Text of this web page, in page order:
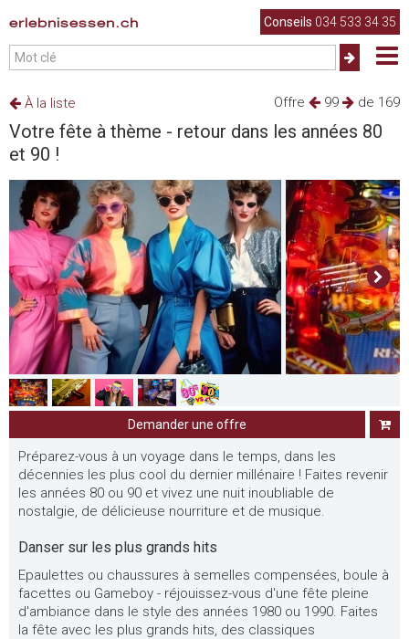
erlebnisessen.ch Conseils 034 533 34 35
Offre 99 de 169
À la liste
Votre fête à thème - retour dans les années 80
et 90 !
Demander une offre
Préparez-vous à un voyage dans le temps, dans les
décennies les plus cool du dernier millénaire ! Faites revenir
les années 80 ou 90 et vivez une nuit inoubliable de
nostalgie, de délicieuse nourriture et de musique.
Danser sur les plus grands hits
Epaulettes ou chaussures à semelles compensées, boule à
facettes ou Gameboy - réjouissez-vous d'une fête pleine
d'ambiance dans le style des années 1980 ou 1990. Faites
la fête avec les plus grands hits, des classiques